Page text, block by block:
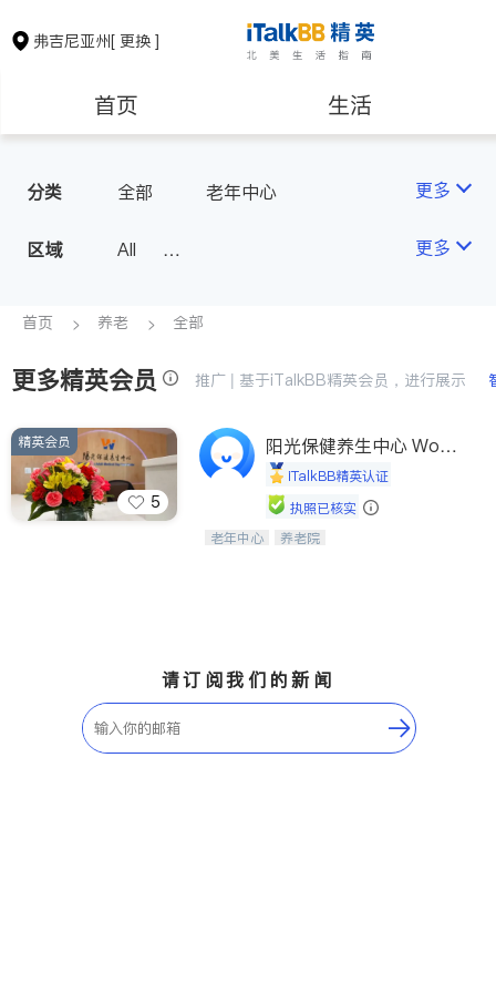
弗吉尼亚州[ 更换 ]
首页 生活
保险理财
银行贷款
建筑装修 教育
养老 非盈利组织
分类 全部 老年中心 更多
区域
All
C.)
Roanoke & Lynchburg
更多
首页 养老 全部
更多精英会员 推广 | 基于iTalkBB精英会员，进行展示
5
精英会员
阳光保健养生中心 World
shineiTalkBB精英认证
执照已核实
阳光保健养生中心为老年人提供日间护
老年中心 养老院
请订阅我们的新闻